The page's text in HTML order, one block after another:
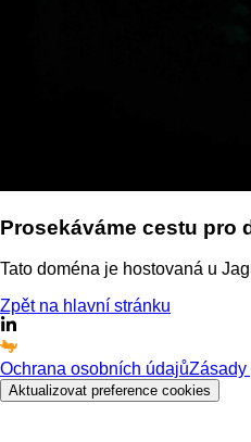
Prosekáváme cestu pro
Tato doména je hostovaná u
Zpět na hlavní stránku
Ochrana osobních údajůZásady
Aktualizovat preference cookies